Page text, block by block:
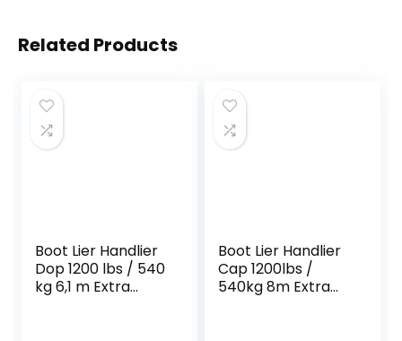
Related Products
Boot Lier Handlier
Dop 1200 lbs / 540
kg 6,1 m Extra
Boot Lier Handlier
Cap 1200lbs /
540kg 8m Extra